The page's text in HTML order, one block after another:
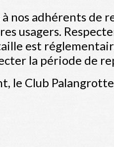
à nos adhérents de
usagers.
est
la période de
le Club